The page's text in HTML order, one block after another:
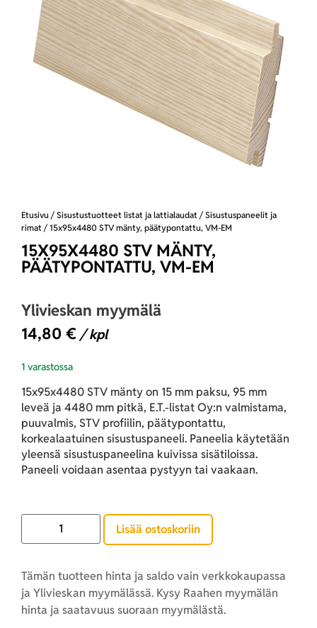
Etusivu / Sisustustuotteet listat ja lattialaudat / Sisustuspaneelit ja
rimat / 15x95x4480 STV mänty, päätypontattu, VM-EM
15X95X4480 STV MÄNTY,
PÄÄTYPONTATTU, VM-EM
Ylivieskan myymälä
14,80 € / kpl
1 varastossa
15x95x4480 STV mänty on 15 mm paksu, 95 mm
leveä ja 4480 mm pitkä, E.T.-listat Oy:n valmistama,
puuvalmis, STV profiilin, päätypontattu,
korkealaatuinen sisustuspaneeli. Paneelia käytetään
yleensä sisustuspaneelina kuivissa sisätiloissa.
Paneeli voidaan asentaa pystyyn tai vaakaan.
Lisää ostoskoriin
Tämän tuotteen hinta ja saldo vain verkkokaupassa
ja Ylivieskan myymälässä. Kysy Raahen myymälän
hinta ja saatavuus suoraan myymälästä.